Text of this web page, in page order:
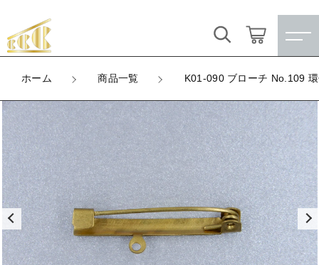
ホーム 商品一覧 K01-090 ブローチ No.109
カートに商品を追加しました
LOT
数量
（税込）
ショッピングを続ける
お気に入り
すべての商品
★訳ありアウトレット★
【メッキ付】 製品
すべて
★訳ありアウトレット★
【メッキ付】 製品
【メッキ付】 ブローチ台
【はめこみパーツ】 銅板
こだわり検索
親カテゴリ
子カテゴリ